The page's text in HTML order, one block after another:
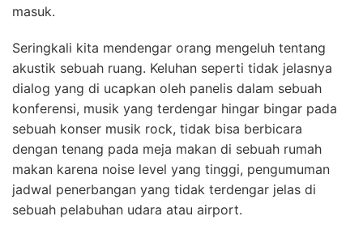
masuk.
Seringkali kita mendengar orang mengeluh tentang
akustik sebuah ruang. Keluhan seperti tidak jelasnya
dialog yang di ucapkan oleh panelis dalam sebuah
konferensi, musik yang terdengar hingar bingar pada
sebuah konser musik rock, tidak bisa berbicara
dengan tenang pada meja makan di sebuah rumah
makan karena noise level yang tinggi, pengumuman
jadwal penerbangan yang tidak terdengar jelas di
sebuah pelabuhan udara atau airport.